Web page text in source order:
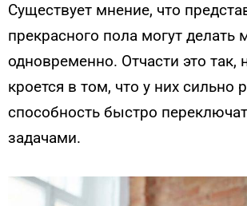
Существует мнение, что
прекрасного пола могут делать
одновременно. Отчасти это так,
кроется в том, что у них сильно
способность быстро
задачами.